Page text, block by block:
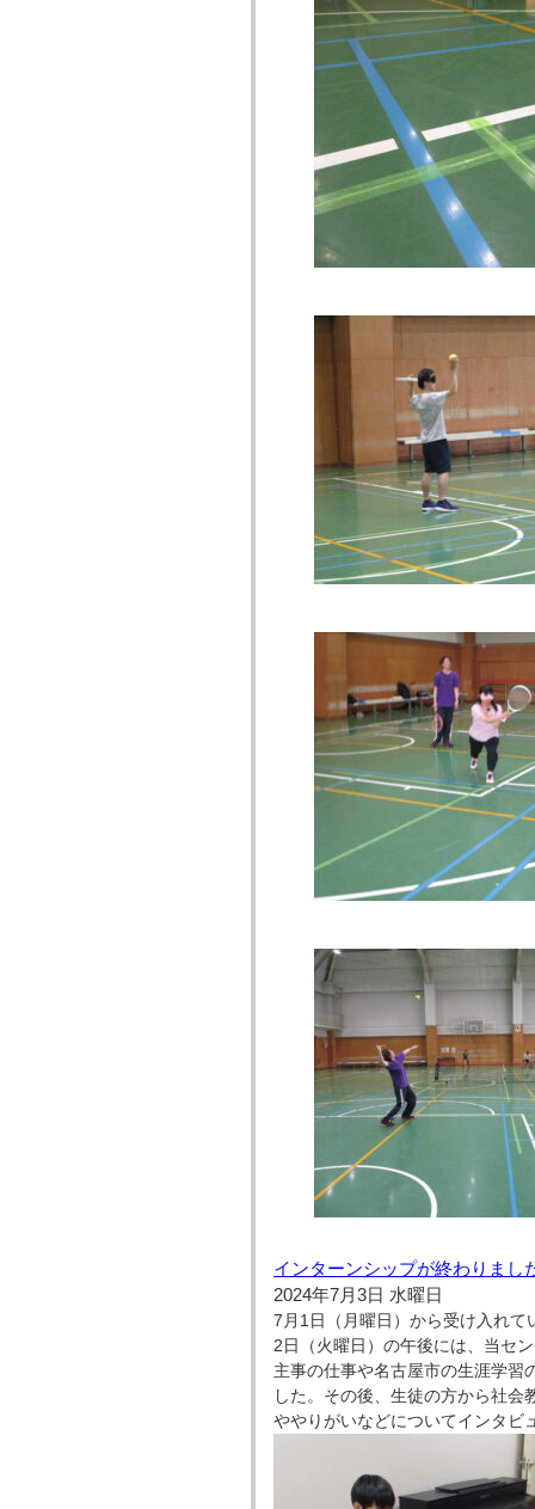
インターンシップが終わりまし
2024年7月3日 水曜日
7月1日（月曜日）から受け入れ
2日（火曜日）の午後には、当セ
主事の仕事や名古屋市の生涯学習
した。その後、生徒の方から社
ややりがいなどについてインタビ